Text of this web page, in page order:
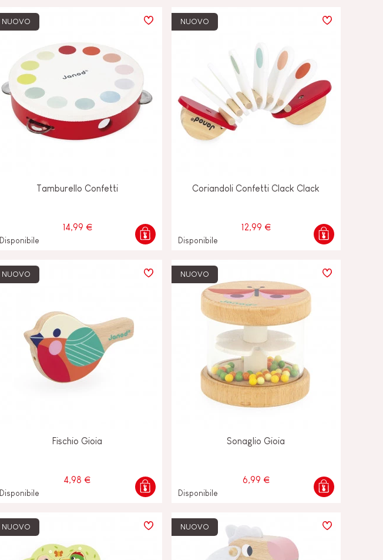
NUOVO
Tamburello Confetti
14,99 €
Disponibile
NUOVO
Coriandoli Confetti Clack Clack
12,99 €
Disponibile
NUOVO
Fischio Gioia
4,98 €
Disponibile
NUOVO
Sonaglio Gioia
6,99 €
Disponibile
NUOVO NUOVO